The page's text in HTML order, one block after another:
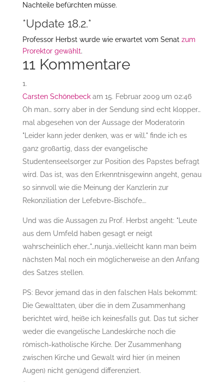
Nachteile befürchten müsse.
*Update 18.2.*
Professor Herbst wurde wie erwartet vom Senat zum
Prorektor gewählt.
11 Kommentare
Carsten Schönebeck am 15. Februar 2009 um 02:46
Oh man… sorry aber in der Sendung sind echt klopper…
mal abgesehen von der Aussage der Moderatorin
"Leider kann jeder denken, was er will." finde ich es
ganz großartig, dass der evangelische
Studentenseelsorger zur Position des Papstes befragt
wird. Das ist, was den Erkenntnisgewinn angeht, genau
so sinnvoll wie die Meinung der Kanzlerin zur
Rekonziliation der Lefebvre-Bischöfe….
Und was die Aussagen zu Prof. Herbst angeht: "Leute
aus dem Umfeld haben gesagt er neigt
wahrscheinlich eher…"…nunja…vielleicht kann man beim
nächsten Mal noch ein möglicherweise an den Anfang
des Satzes stellen.
PS: Bevor jemand das in den falschen Hals bekommt:
Die Gewalttaten, über die in dem Zusammenhang
berichtet wird, heiße ich keinesfalls gut. Das tut sicher
weder die evangelische Landeskirche noch die
römisch-katholische Kirche. Der Zusammenhang
zwischen Kirche und Gewalt wird hier (in meinen
Augen) nicht genügend differenziert.